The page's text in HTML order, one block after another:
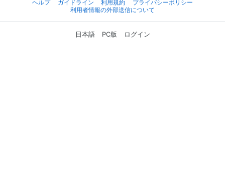
ヘルプ
ガイドライン 利用規約
プライバシーポリシー
利用者情報の外部送信について
日本語 PC版 ログイン